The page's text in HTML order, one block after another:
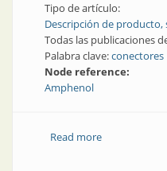
Tipo de artículo:
Descripción de
Todas las publicaciones
Palabra clave:conectores
Node reference:
Amphenol
Read moreabout